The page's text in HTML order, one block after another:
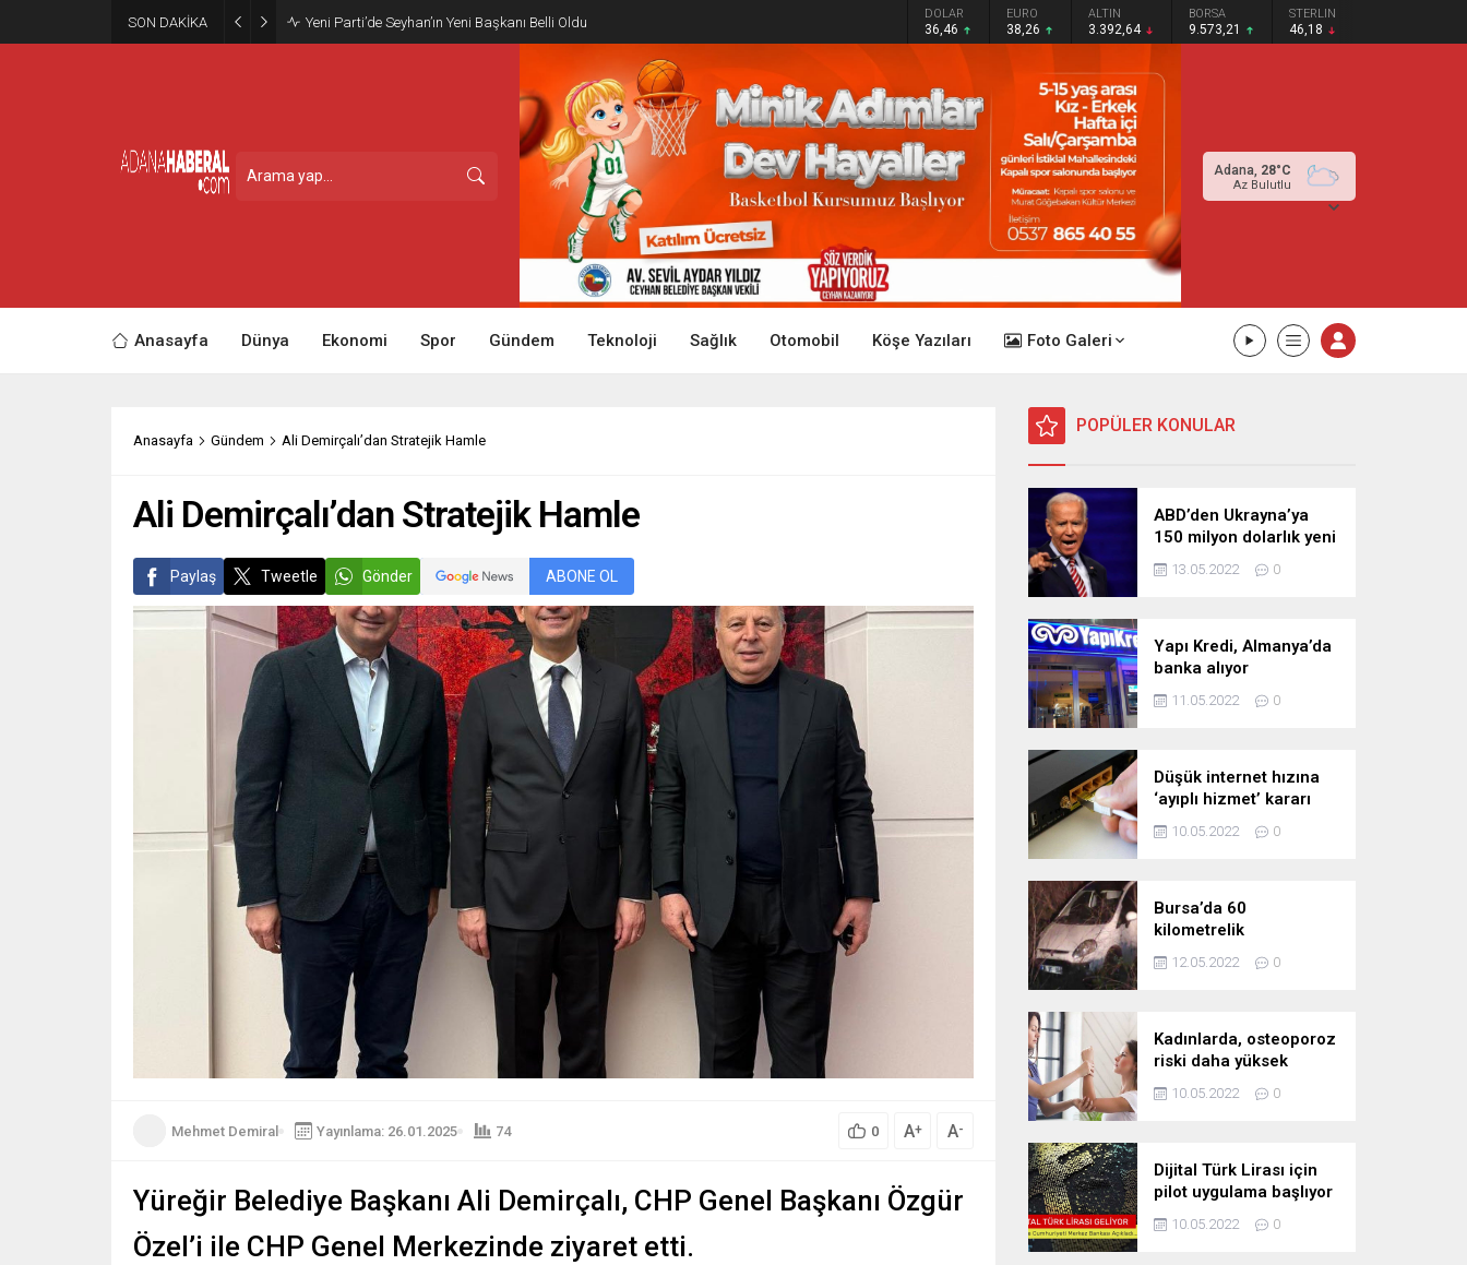
SON DAKİKA Yeni Parti’de Seyhan’ın Yeni Başkanı Belli Oldu DOLAR
36,46
EURO
38,26
ALTIN
3.392,64
BORSA
9.573,21
STERLIN
46,18
Adana, 28°C
Az Bulutlu
Anasayfa Dünya Ekonomi Spor Gündem Teknoloji Sağlık Otomobil Köşe Yazıları Foto Galeri
Anasayfa Gündem Ali Demirçalı’dan Stratejik Hamle
Ali Demirçalı’dan Stratejik Hamle
Paylaş Tweetle Gönder ABONE OL
Mehmet Demiral Yayınlama: 26.01.2025 74 0 A+ A-
Yüreğir Belediye Başkanı Ali Demirçalı, CHP Genel Başkanı Özgür
Özel’i ile CHP Genel Merkezinde ziyaret etti.
POPÜLER KONULAR
ABD’den Ukrayna’ya
150 milyon dolarlık yeni
askeri yardım
13.05.2022 0
Yapı Kredi, Almanya’da
banka alıyor
11.05.2022 0
Düşük internet hızına
‘ayıplı hizmet’ kararı
10.05.2022 0
Bursa’da 60
kilometrelik
kovalamaca!
12.05.2022 0
Kadınlarda, osteoporoz
riski daha yüksek
10.05.2022 0
Dijital Türk Lirası için
pilot uygulama başlıyor
10.05.2022 0